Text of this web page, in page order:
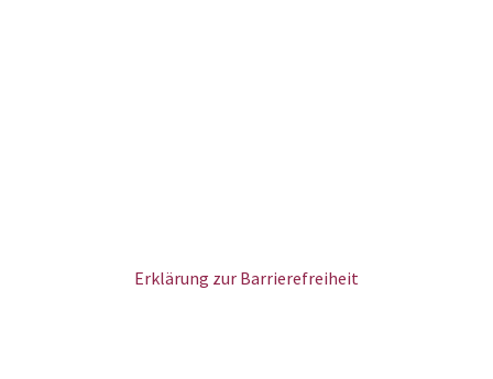
Erklärung zur Barrierefreiheit